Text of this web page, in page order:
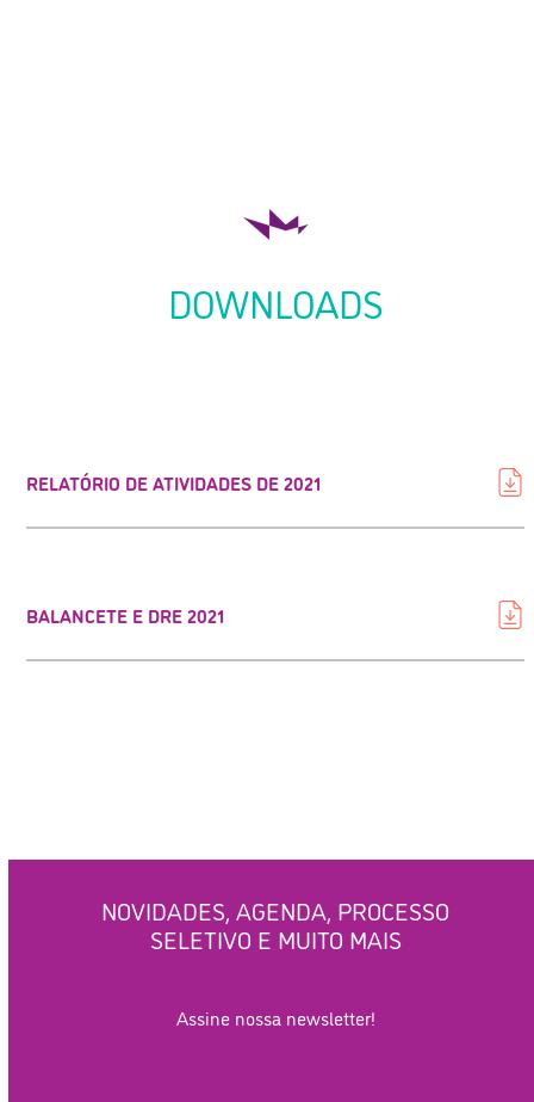
DOWNLOADS
RELATÓRIO DE ATIVIDADES DE 2021
BALANCETE E DRE 2021
NOVIDADES, AGENDA, PROCESSO
SELETIVO E MUITO MAIS
Assine nossa newsletter!